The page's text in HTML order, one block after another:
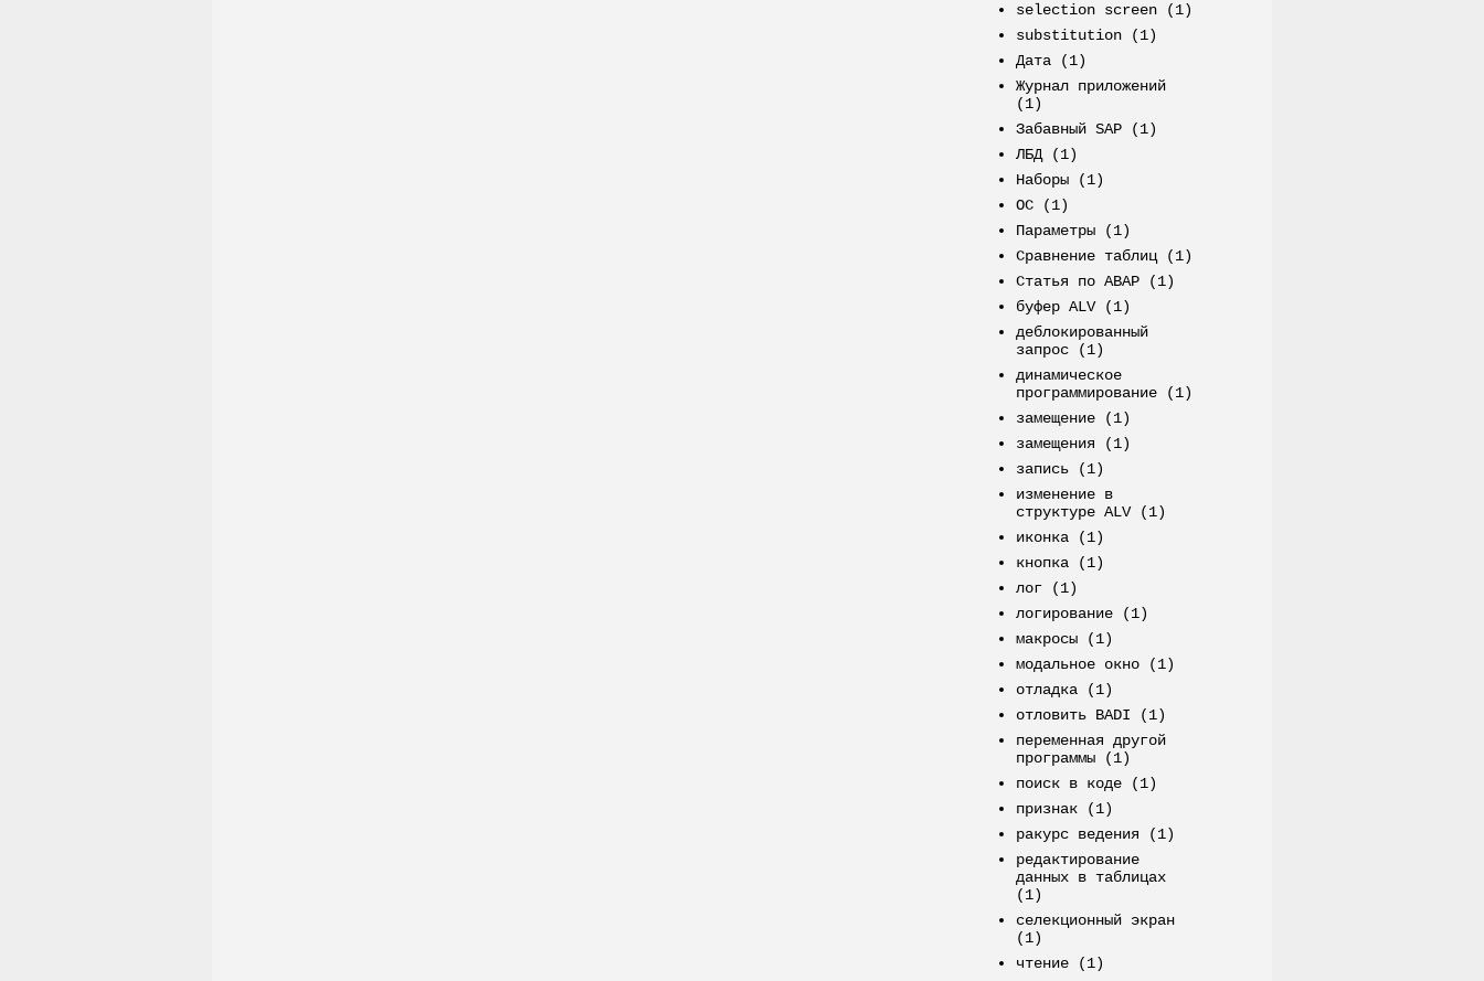
selection screen
(1)
substitution
(1)
Дата
(1)
Журнал приложений
(1)
Забавный SAP
(1)
ЛБД
(1)
Наборы
(1)
ОС
(1)
Параметры
(1)
Сравнение таблиц
(1)
Статья по ABAP
(1)
буфер ALV
(1)
деблокированный
запрос
(1)
динамическое
программирование
(1)
замещение
(1)
замещения
(1)
запись
(1)
изменение в
структуре ALV
(1)
иконка
(1)
кнопка
(1)
лог
(1)
логирование
(1)
макросы
(1)
модальное окно
(1)
отладка
(1)
отловить BADI
(1)
переменная другой
программы
(1)
поиск в коде
(1)
признак
(1)
ракурс ведения
(1)
редактирование
данных в таблицах
(1)
селекционный экран
(1)
чтение
(1)